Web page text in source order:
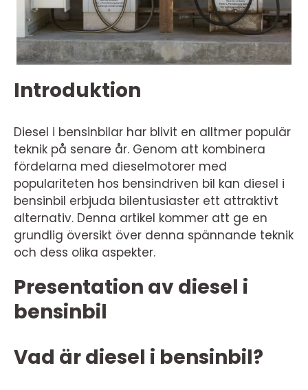
Introduktion
Diesel i bensinbilar har blivit en alltmer populär
teknik på senare år. Genom att kombinera
fördelarna med dieselmotorer med
populariteten hos bensindriven bil kan diesel i
bensinbil erbjuda bilentusiaster ett attraktivt
alternativ. Denna artikel kommer att ge en
grundlig översikt över denna spännande teknik
och dess olika aspekter.
Presentation av diesel i
bensinbil
Vad är diesel i bensinbil?